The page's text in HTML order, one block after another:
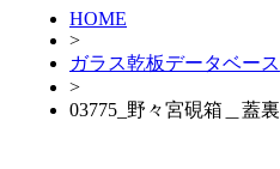
HOME
>
ガラス乾板データベース
>
03775_野々宮硯箱＿蓋裏